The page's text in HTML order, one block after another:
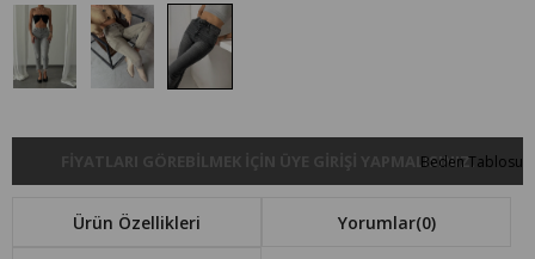
Beden Tablosu
FIYATLARI GÖREBILMEK IÇIN ÜYE GIRIŞI YAPMALISINIZ.
Ürün Özellikleri Yorumlar(0)